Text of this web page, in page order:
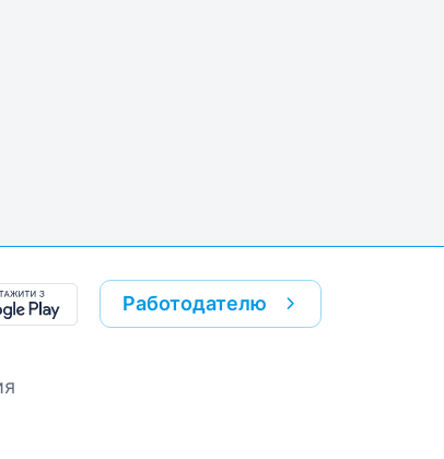
Работодателю